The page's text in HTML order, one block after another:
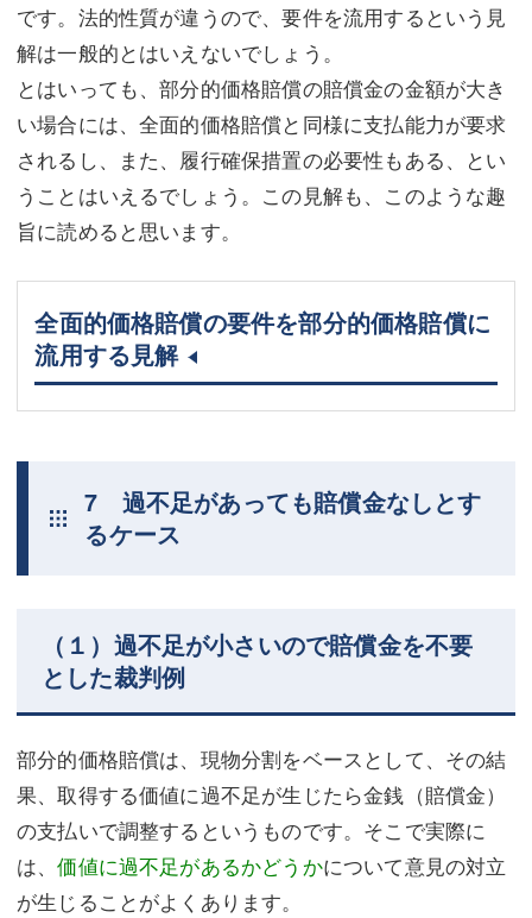
です。法的性質が違うので、要件を流用するという見
解は一般的とはいえないでしょう。
とはいっても、部分的価格賠償の賠償金の金額が大き
い場合には、全面的価格賠償と同様に支払能力が要求
されるし、また、履行確保措置の必要性もある、とい
うことはいえるでしょう。この見解も、このような趣
旨に読めると思います。
全面的価格賠償の要件を部分的価格賠償に
流用する見解
7 過不足があっても賠償金なしとす
るケース
（１）過不足が小さいので賠償金を不要
とした裁判例
部分的価格賠償は、現物分割をベースとして、その結
果、取得する価値に過不足が生じたら金銭（賠償金）
の支払いで調整するというものです。そこで実際に
は、価値に過不足があるかどうかについて意見の対立
が生じることがよくあります。